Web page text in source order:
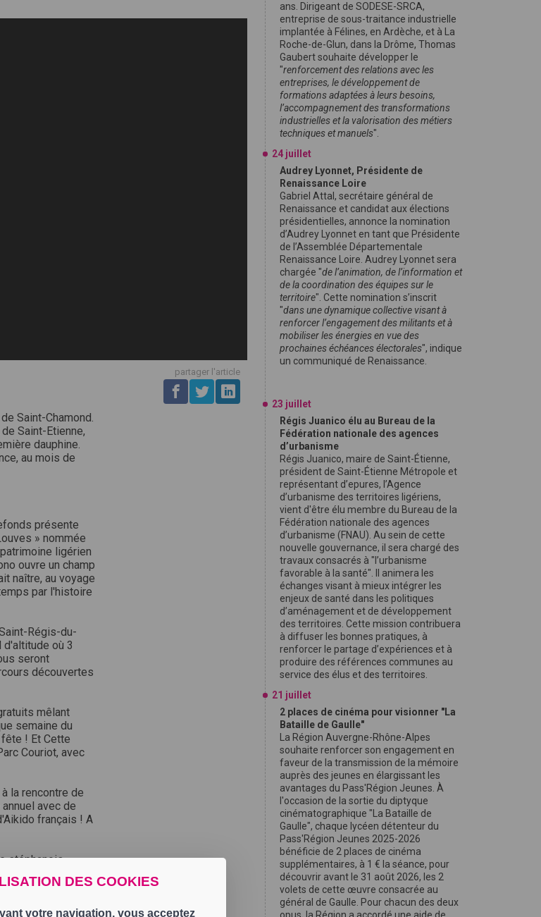
DES COOKIES
votre navigation, vous acceptez
partager l'article
Saint-Chamond.
Saint-Etienne,
dauphine.
au mois de
présente
» nommée
ligérien
ouvre un champ
naître, au voyage
par l'histoire
Régis-du-
d'altitude où 3
seront
découvertes
mêlant
semaine du
! Et Cette
Couriot, avec
la rencontre de
avec de
français ! A
stéphanois,
avant de
un savoir-
beaucoup
ans. Dirigeant de SODESE-SRCA,
entreprise de sous-traitance industrielle
implantée à Félines, en Ardèche, et à La
Roche-de-Glun, dans la Drôme, Thomas
Gaubert souhaite développer le
"renforcement des relations avec les
entreprises, le développement de
formations adaptées à leurs besoins,
l’accompagnement des transformations
industrielles et la valorisation des métiers
techniques et manuels".
24 juillet
Audrey Lyonnet, Présidente de
Renaissance Loire
Gabriel Attal, secrétaire général de
Renaissance et candidat aux élections
présidentielles, annonce la nomination
d’Audrey Lyonnet en tant que Présidente
de l’Assemblée Départementale
Renaissance Loire. Audrey Lyonnet sera
chargée "de l’animation, de l’information et
de la coordination des équipes sur le
territoire". Cette nomination s’inscrit
"dans une dynamique collective visant à
renforcer l’engagement des militants et à
mobiliser les énergies en vue des
prochaines échéances électorales", indique
un communiqué de Renaissance.
23 juillet
Régis Juanico élu au Bureau de la
Fédération nationale des agences
d’urbanisme
Régis Juanico, maire de Saint-Étienne,
président de Saint-Étienne Métropole et
représentant d’epures, l’Agence
d’urbanisme des territoires ligériens,
vient d'être élu membre du Bureau de la
Fédération nationale des agences
d’urbanisme (FNAU). Au sein de cette
nouvelle gouvernance, il sera chargé des
travaux consacrés à "l’urbanisme
favorable à la santé". Il animera les
échanges visant à mieux intégrer les
enjeux de santé dans les politiques
d’aménagement et de développement
des territoires. Cette mission contribuera
à diffuser les bonnes pratiques, à
renforcer le partage d’expériences et à
produire des références communes au
service des élus et des territoires.
21 juillet
2 places de cinéma pour visionner "La
Bataille de Gaulle"
La Région Auvergne-Rhône-Alpes
souhaite renforcer son engagement en
faveur de la transmission de la mémoire
auprès des jeunes en élargissant les
avantages du Pass'Région Jeunes. À
l'occasion de la sortie du diptyque
cinématographique "La Bataille de
Gaulle", chaque lycéen détenteur du
Pass'Région Jeunes 2025-2026
bénéficie de 2 places de cinéma
supplémentaires, à 1 € la séance, pour
découvrir avant le 31 août 2026, les 2
volets de cette œuvre consacrée au
général de Gaulle. Pour chacun des deux